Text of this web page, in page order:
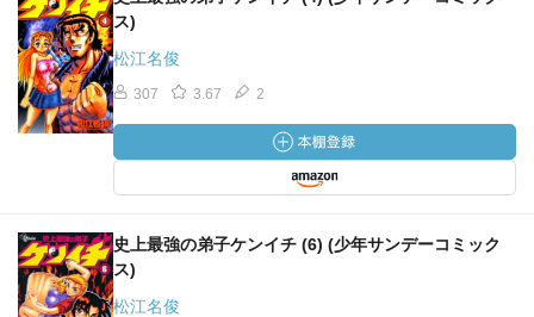
ス)
松江名俊
307 3.67 2
史上最強の弟子ケンイチ (6) (少年サンデーコミック
ス)
松江名俊